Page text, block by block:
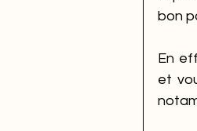
bon
En
et